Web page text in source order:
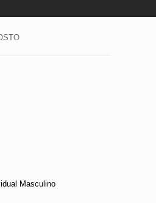
Masculino